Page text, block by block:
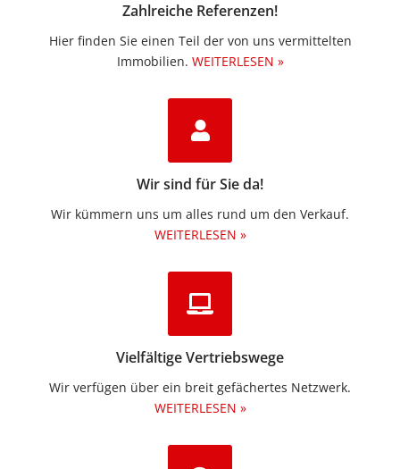
Zahlreiche Referenzen!
Hier finden Sie einen Teil der von uns vermittelten
Immobilien.​ WEITERLESEN »
Wir sind für Sie da!
Wir kümmern uns um alles rund um den Verkauf.
WEITERLESEN »
Vielfältige Vertriebswege
Wir verfügen über ein breit gefächertes Netzwerk.
WEITERLESEN »